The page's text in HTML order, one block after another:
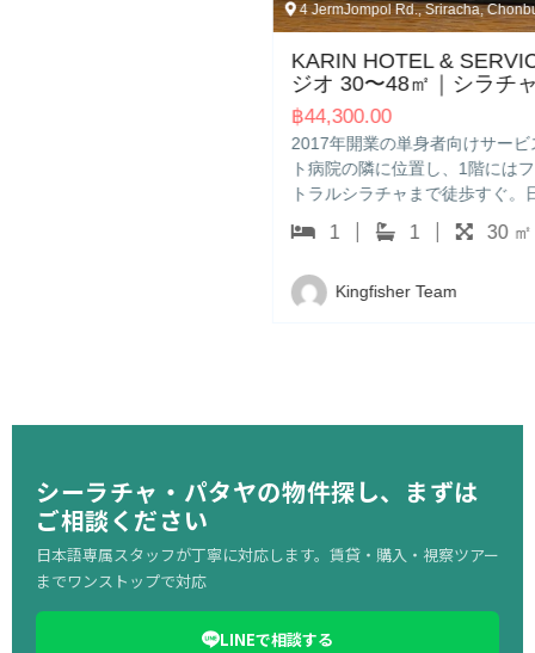
4 JermJompol Rd., Sriracha, Chonburi 20110
KARIN HOTEL & SERVICED APARTMENT｜ス
ジオ 30〜48㎡｜シラチャ賃貸
2017年開業の単身者向けサービスアパートです。サミティウ
ト病院の隣に位置し、1階にはファミリーマートがあります。
トラルシラチャまで徒歩すぐ。日本人管理会社が運営し、日
30 ㎡
シーラチャ・パタヤの物件探し、まずは
ご相談ください
日本語専属スタッフが丁寧に対応します。賃貸・購入・視察ツアー
までワンストップで対応
LINEで相談する